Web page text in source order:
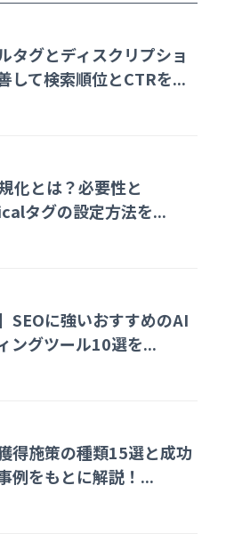
タグとディスクリプショ
して検索順位とCTRを...
化とは？必要性と
タグの設定方法を...
SEOに強いおすすめのAI
ングツール10選を...
得施策の種類15選と成功
例をもとに解説！...